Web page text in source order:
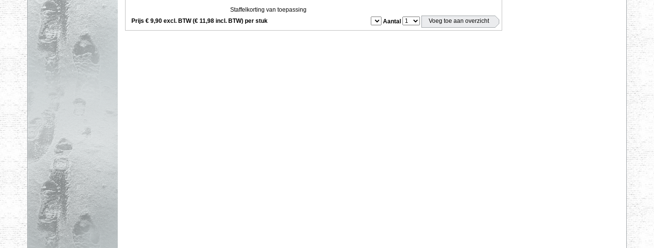
Staffelkorting van toepassing
Prijs € 9,90 excl. BTW (€ 11,98 incl. BTW) per stuk
Aantal